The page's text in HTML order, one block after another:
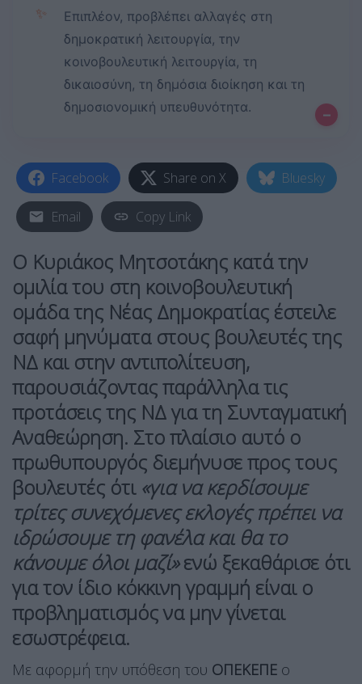
✨
Επιπλέον, προβλέπει αλλαγές στη
δημοκρατική λειτουργία, την
κοινοβουλευτική λειτουργία, τη
δικαιοσύνη, τη δημόσια διοίκηση και τη
δημοσιονομική υπευθυνότητα.
–
Facebook Share on X Bluesky
Email Copy Link
Ο Κυριάκος Μητσοτάκης κατά την
ομιλία του στη κοινοβουλευτική
ομάδα της Νέας Δημοκρατίας έστειλε
σαφή μηνύματα στους βουλευτές της
ΝΔ και στην αντιπολίτευση,
παρουσιάζοντας παράλληλα τις
προτάσεις της ΝΔ για τη Συνταγματική
Αναθεώρηση. Στο πλαίσιο αυτό ο
πρωθυπουργός διεμήνυσε προς τους
βουλευτές ότι «για να κερδίσουμε
τρίτες συνεχόμενες εκλογές πρέπει να
ιδρώσουμε τη φανέλα και θα το
κάνουμε όλοι μαζί»ενώ ξεκαθάρισε ότι
για τον ίδιο κόκκινη γραμμή είναι ο
προβληματισμός να μην γίνεται
εσωστρέφεια.
Με αφορμή την υπόθεση του ΟΠΕΚΕΠΕ ο